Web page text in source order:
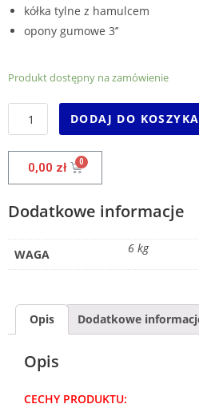
kółka tylne z hamulcem
opony gumowe 3’’
Produkt dostępny na zamówienie
DODAJ DO KOSZYKA
0,00 zł
Dodatkowe informacje
WAGA 6 kg
Opis Dodatkowe
Opis
CECHY PRODUKTU: